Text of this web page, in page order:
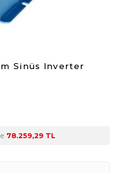
Sinüs Inverter
78.259,29 TL